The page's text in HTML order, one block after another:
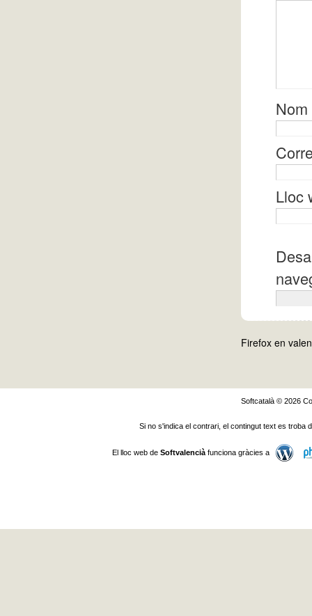
Nom
Lloc
Firefox en
Softcatalà © 2026
Si no s'indica el contrari, el contingut text es troba
El lloc web de Softvalenciàfunciona gràcies a